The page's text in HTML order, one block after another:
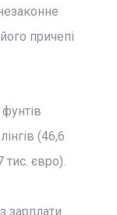
причепі
(46,6
тис. євро).
зарплати